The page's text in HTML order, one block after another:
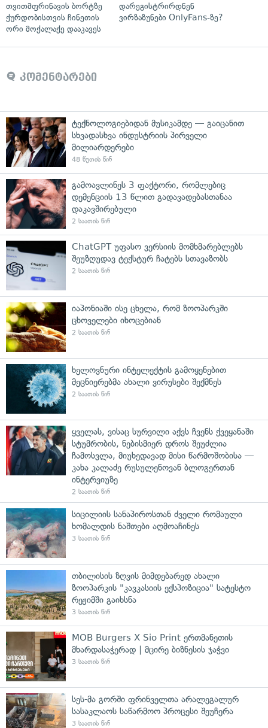
თვითმფრინავის ბორტზე
ქურდობისთვის ჩინეთის
ორი მოქალაქე დააკავეს
დარეგისტრირდნენ
ვირზაზუნები OnlyFans-ზე?
კომენტარები
ტექნოლოგიებიდან მუსიკამდე — გაიცანით
სხვადასხვა ინდუსტრიის პირველი
მილიარდერები
48 წუთის წინ
გამოავლინეს 3 ფაქტორი, რომლებიც
დემენციის 13 წლით გადავადებასთანაა
დაკავშირებული
2 საათის წინ
ChatGPT უფასო ვერსიის მომხმარებლებს
შეუზღუდავ ტექსტურ ჩატებს სთავაზობს
2 საათის წინ
იაპონიაში ისე ცხელა, რომ ზოოპარკში
ცხოველები იხოცებიან
2 საათის წინ
ხელოვნური ინტელექტის გამოყენებით
მეცნიერებმა ახალი ვირუსები შექმნეს
2 საათის წინ
ყველას, ვისაც სურვილი აქვს ჩვენს ქვეყანაში
სტუმრობის, ნებისმიერ დროს შეუძლია
ჩამოსვლა, მიუხედავად მისი წარმოშობისა —
კახა კალაძე რუსულენოვან ბლოგერთან
ინტერვიუზე
2 საათის წინ
სიცილიის სანაპიროსთან ძველი რომაული
ხომალდის ნაშთები აღმოაჩინეს
3 საათის წინ
თბილისის ზღვის მიმდებარედ ახალი
ზოოპარკის "კავკასიის ექსპოზიცია" სატესტო
რეჟიმში გაიხსნა
3 საათის წინ
MOB Burgers X Sio Print ერთმანეთის
მხარდასაჭერად | მცირე ბიზნესის ჯაჭვი
3 საათის წინ
სეს-მა გორში ფრინველთა არალეგალურ
სასაკლაოს საწარმოო პროცესი შეუჩერა
3 საათის წინ